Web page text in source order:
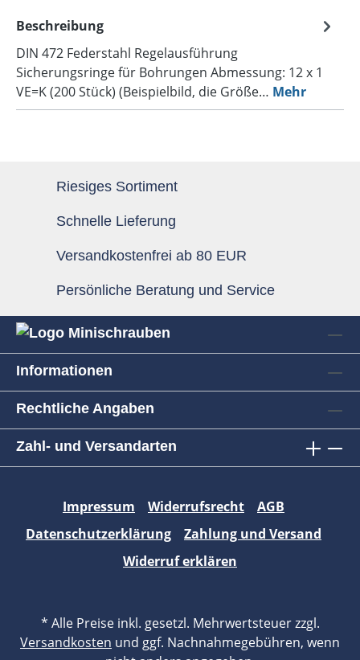
Beschreibung
DIN 472 Federstahl Regelausführung
Sicherungsringe für Bohrungen Abmessung: 12 x 1
VE=K (200 Stück) (Beispielbild, die Größe… Mehr
Riesiges Sortiment
Schnelle Lieferung
Versandkostenfrei ab 80 EUR
Persönliche Beratung und Service
Informationen
Rechtliche Angaben
Zahl- und Versandarten
Impressum Widerrufsrecht
AGB
Datenschutzerklärung
Zahlung und Versand
Widerruf erklären
* Alle Preise inkl. gesetzl. Mehrwertsteuer zzgl.
Versandkosten und ggf. Nachnahmegebühren, wenn